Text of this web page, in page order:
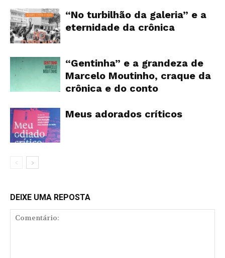
“No turbilhão da galeria” e a
eternidade da crônica
“Gentinha” e a grandeza de
Marcelo Moutinho, craque da
crônica e do conto
Meus adorados críticos
DEIXE UMA REPOSTA